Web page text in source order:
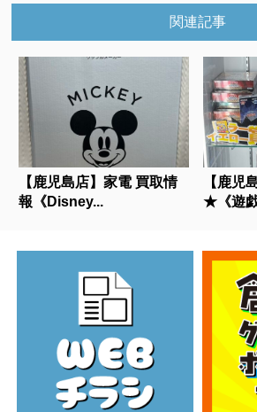
関連記事
【鹿児島店】家電 買取情
報《Disney...
【鹿児
★《遊